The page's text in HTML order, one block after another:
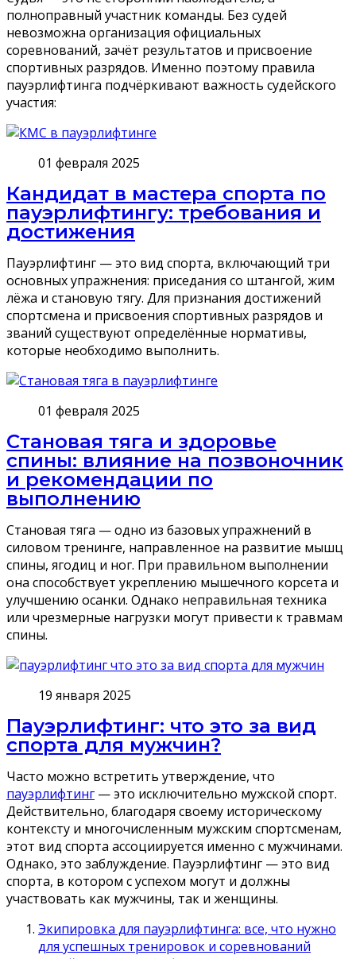
полноправный участник команды. Без судей
невозможна организация официальных
соревнований, зачёт результатов и присвоение
спортивных разрядов. Именно поэтому правила
пауэрлифтинга подчёркивают важность судейского
участия:
01 февраля 2025
Кандидат в мастера спорта по
пауэрлифтингу: требования и
достижения
Пауэрлифтинг — это вид спорта, включающий три
основных упражнения: приседания со штангой, жим
лёжа и становую тягу. Для признания достижений
спортсмена и присвоения спортивных разрядов и
званий существуют определённые нормативы,
которые необходимо выполнить.
01 февраля 2025
Становая тяга и здоровье
спины: влияние на позвоночник
и рекомендации по
выполнению
Становая тяга — одно из базовых упражнений в
силовом тренинге, направленное на развитие мышц
спины, ягодиц и ног. При правильном выполнении
она способствует укреплению мышечного корсета и
улучшению осанки. Однако неправильная техника
или чрезмерные нагрузки могут привести к травмам
спины.
19 января 2025
Пауэрлифтинг: что это за вид
спорта для мужчин?
Часто можно встретить утверждение, что
пауэрлифтинг — это исключительно мужской спорт.
Действительно, благодаря своему историческому
контексту и многочисленным мужским спортсменам,
этот вид спорта ассоциируется именно с мужчинами.
Однако, это заблуждение. Пауэрлифтинг — это вид
спорта, в котором с успехом могут и должны
участвовать как мужчины, так и женщины.
Экипировка для пауэрлифтинга: все, что нужно
для успешных тренировок и соревнований